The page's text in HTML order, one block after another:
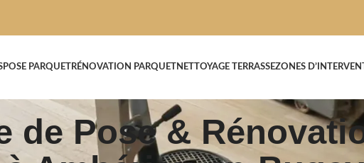
POSE PARQUETRÉNOVATION PARQUETNETTOYAGE TERRASSEZONES
de Pose &